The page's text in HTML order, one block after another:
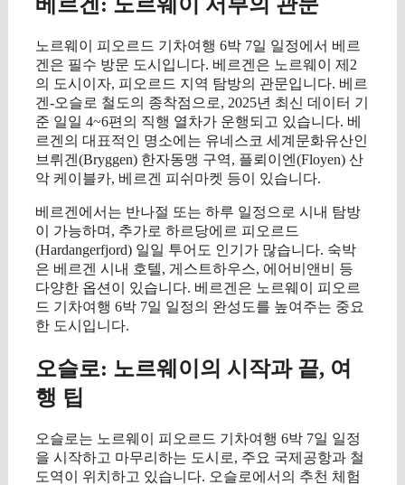
노르웨이 피오르드 기차여행 6박 7일 일정에서 베르
겐은 필수 방문 도시입니다. 베르겐은 노르웨이 제2
의 도시이자, 피오르드 지역 탐방의 관문입니다. 베르
겐-오슬로 철도의 종착점으로, 2025년 최신 데이터 기
준 일일 4~6편의 직행 열차가 운행되고 있습니다. 베
르겐의 대표적인 명소에는 유네스코 세계문화유산인
브뤼겐(Bryggen) 한자동맹 구역, 플뢰이엔(Floyen) 산
악 케이블카, 베르겐 피쉬마켓 등이 있습니다.
베르겐에서는 반나절 또는 하루 일정으로 시내 탐방
이 가능하며, 추가로 하르당에르 피오르드
(Hardangerfjord) 일일 투어도 인기가 많습니다. 숙박
은 베르겐 시내 호텔, 게스트하우스, 에어비앤비 등
다양한 옵션이 있습니다. 베르겐은 노르웨이 피오르
드 기차여행 6박 7일 일정의 완성도를 높여주는 중요
한 도시입니다.
오슬로: 노르웨이의 시작과 끝, 여
행 팁
오슬로는 노르웨이 피오르드 기차여행 6박 7일 일정
을 시작하고 마무리하는 도시로, 주요 국제공항과 철
도역이 위치하고 있습니다. 오슬로에서의 추천 체험